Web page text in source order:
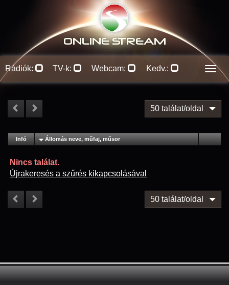
ONLINE STREAM
Rádiók: TV-k: Webcam: Kedv.:
50 találat/oldal
Infó Lejátszás
Állomás neve, műfaj, műsor
Nincs találat.
Újrakeresés a szűrés kikapcsolásával
50 találat/oldal